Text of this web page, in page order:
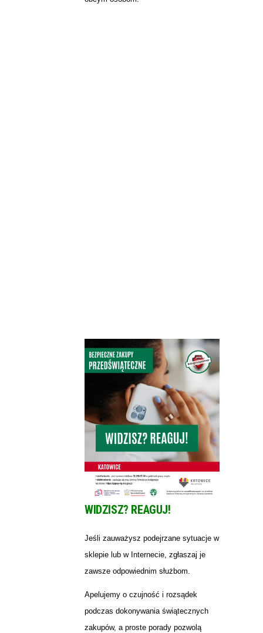
WIDZISZ? REAGUJ!
Jeśli zauważysz podejrzane sytuacje w
sklepie lub w Internecie, zgłaszaj je
zawsze odpowiednim służbom.
Apelujemy o czujność i rozsądek
podczas dokonywania świątecznych
zakupów, a proste porady pozwolą